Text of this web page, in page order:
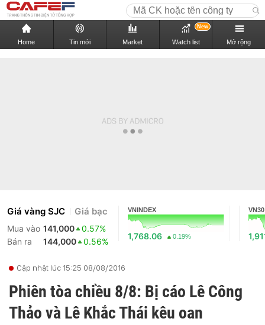
Home Tin mới Market Watch list
New
Mở rộng
Giá vàng SJC Giá bạc
Mua vào 141,000
0.57%
Bán ra
144,000 0.56%
VNINDEX
1,768.06 0.19%
VN30
Cập nhật lúc 15:25 08/08/2016
Phiên tòa chiều 8/8: Bị cáo Lê Công
Thảo và Lê Khắc Thái kêu oan